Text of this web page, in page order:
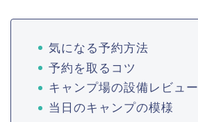
気になる予約方法
予約を取るコツ
キャンプ場の設備レビュー
当日のキャンプの模様